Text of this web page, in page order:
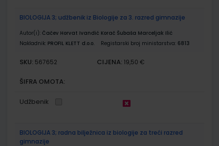
BIOLOGIJA 3; udžbenik iz Biologije za 3. razred gimnazije
Autor(i): Čačev Horvat Ivandić Korač Šubaša Marceljak Ilić
Nakladnik: PROFIL KLETT d.o.o. Registarski broj ministarstva: 6813
SKU: 567652 CIJENA: 19,50 €
ŠIFRA OMOTA:
Udžbenik
BIOLOGIJA 3; radna bilježnica iz biologije za treći razred
gimnazije